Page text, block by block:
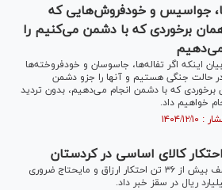
جواسیس و خودفروش‌هایی که
برخوردی که با دشمن می‌کنیم را
می‌دهیم
اینکه اگر تفاله‌ها، جاسوسان و خودفروخته‌ها
حالت جنگی هستیم و آنها را جزو دشمن
که با دشمن انجام می‌دهیم، بدون تردید
خواهیم داد.
فرمانده انتظامی استان از کشف بیش از ۳۶ تن احتکار ارزاق و مایحتاج ضروری